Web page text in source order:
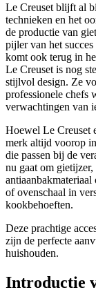
Le Creuset blijft al
technieken en het
de productie van
pijler van het
komt ook terug in
Le Creuset is nog
stijlvol design. Ze
professionele chefs
verwachtingen van
Hoewel Le Creuset
merk altijd voorop
die passen bij de
nu gaat om
of ovenschaal in
kookbehoeften.
Deze prachtige
zijn de perfecte
huishouden.
Introductie